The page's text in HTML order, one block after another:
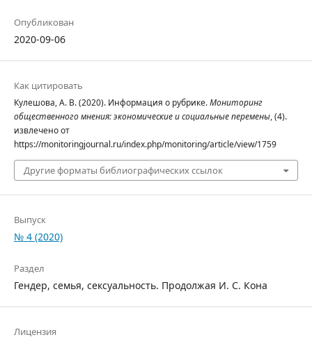
Опубликован
2020-09-06
Как цитировать
Кулешова, А. В. (2020). Информация о рубрике.Мониторинг
общественного мнения: экономические и социальные перемены, (4).
извлечено от
https://monitoringjournal.ru/index.php/monitoring/article/view/1759
Другие форматы библиографических ссылок
Выпуск
№ 4 (2020)
Раздел
Гендер, семья, сексуальность. Продолжая И. С. Кона
Лицензия